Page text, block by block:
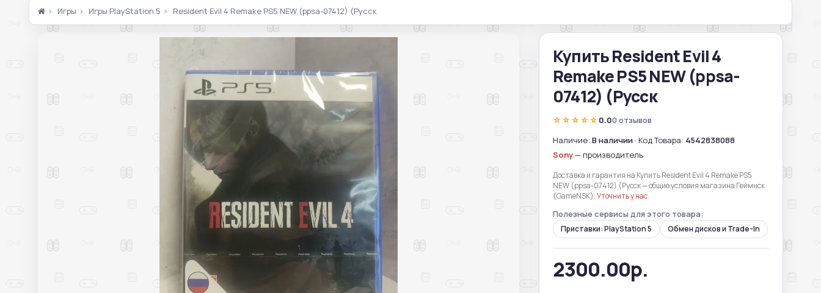
Игры Игры PlayStation 5 Resident Evil 4 Remake PS5 NEW (ppsa-07412) (Русск
Купить Resident Evil 4
Remake PS5 NEW (ppsa-
07412) (Русск
☆☆☆☆☆ 0.00 отзывов
Наличие: В наличии · Код Товара: 4542838088
Sony— производитель
Доставка и гарантия на Купить Resident Evil 4 Remake PS5
NEW (ppsa-07412) (Русск — общие условия магазина Геймнск
(GameNSK).Уточнить у нас.
Полезные сервисы для этого товара:
Приставки: PlayStation 5 Обмен дисков и Trade-In
2300.00р.